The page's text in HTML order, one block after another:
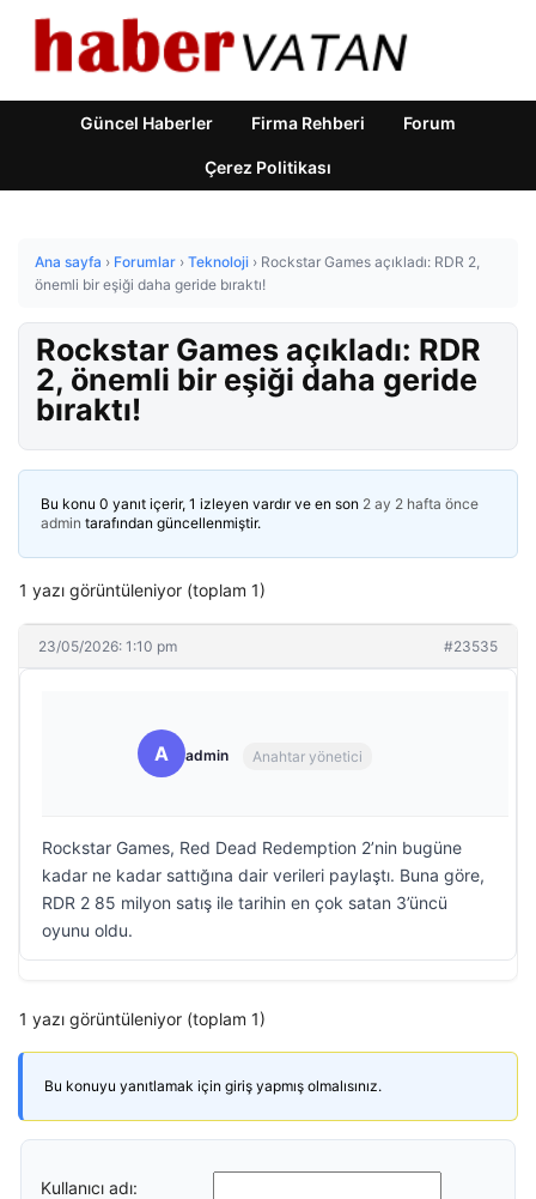
Güncel Haberler Firma Rehberi Forum
Çerez Politikası
Ana sayfa › Forumlar › Teknoloji › Rockstar Games açıkladı: RDR 2,
önemli bir eşiği daha geride bıraktı!
Rockstar Games açıkladı: RDR
2, önemli bir eşiği daha geride
bıraktı!
Bu konu 0 yanıt içerir, 1 izleyen vardır ve en son 2 ay 2 hafta önce
admin tarafından güncellenmiştir.
1 yazı görüntüleniyor (toplam 1)
23/05/2026: 1:10 pm #23535
A admin Anahtar yönetici
Rockstar Games, Red Dead Redemption 2’nin bugüne
kadar ne kadar sattığına dair verileri paylaştı. Buna göre,
RDR 2 85 milyon satış ile tarihin en çok satan 3’üncü
oyunu oldu.
1 yazı görüntüleniyor (toplam 1)
Bu konuyu yanıtlamak için giriş yapmış olmalısınız.
Kullanıcı adı: